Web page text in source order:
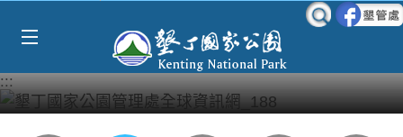
:::